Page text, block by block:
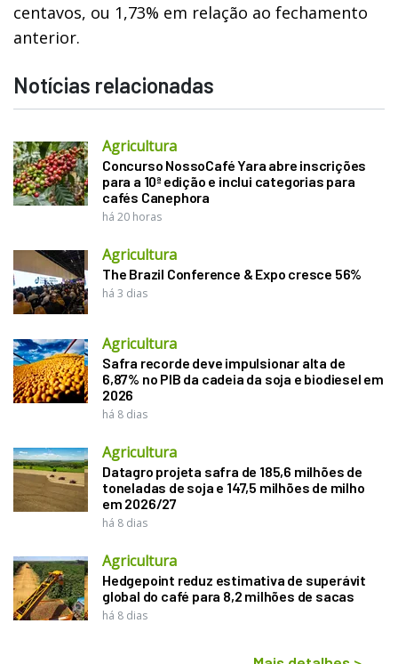
centavos, ou 1,73% em relação ao fechamento
anterior.
Notícias relacionadas
Agricultura
Concurso NossoCafé Yara abre inscrições
para a 10ª edição e inclui categorias para
cafés Canephora
há 20 horas
Agricultura
The Brazil Conference & Expo cresce 56%
há 3 dias
Agricultura
Safra recorde deve impulsionar alta de
6,87% no PIB da cadeia da soja e biodiesel em
2026
há 8 dias
Agricultura
Datagro projeta safra de 185,6 milhões de
toneladas de soja e 147,5 milhões de milho
em 2026/27
há 8 dias
Agricultura
Hedgepoint reduz estimativa de superávit
global do café para 8,2 milhões de sacas
há 8 dias